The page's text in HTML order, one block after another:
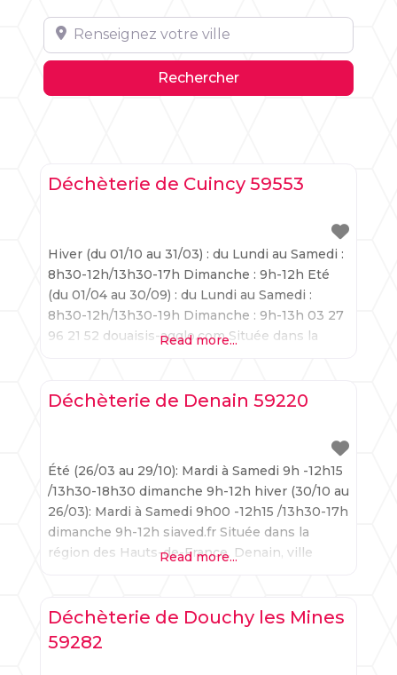
Renseignez votre ville
RechercherRechercher
Déchèterie de Cuincy 59553
Hiver (du 01/10 au 31/03) : du Lundi au Samedi :
8h30-12h/13h30-17h Dimanche : 9h-12h Eté
(du 01/04 au 30/09) : du Lundi au Samedi :
8h30-12h/13h30-19h Dimanche : 9h-13h 03 27
96 21 52 douaisis-agglo.com Située dans la
parfaitement l’équilibre entre la préservation
Read more...
Déchèterie de Denain 59220
Été (26/03 au 29/10): Mardi à Samedi 9h -12h15
/13h30-18h30 dimanche 9h-12h hiver (30/10 au
26/03): Mardi à Samedi 9h00 -12h15 /13h30-17h
dimanche 9h-12h siaved.fr Située dans la
région des Hauts-de-France, Denain, ville
d’un riche patrimoine et l’adoption de mesures
environnementales responsables. Gestion des
Read more...
Déchèterie de Douchy les Mines
59282